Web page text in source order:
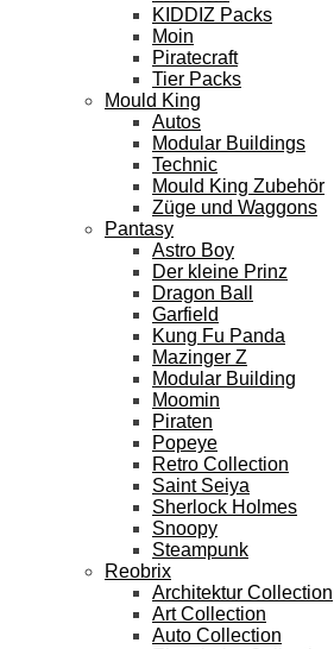
KIDDIZ Packs
Moin
Piratecraft
Tier Packs
Mould King
Autos
Modular Buildings
Technic
Mould King Zubehör
Züge und Waggons
Pantasy
Astro Boy
Der kleine Prinz
Dragon Ball
Garfield
Kung Fu Panda
Mazinger Z
Modular Building
Moomin
Piraten
Popeye
Retro Collection
Saint Seiya
Sherlock Holmes
Snoopy
Steampunk
Reobrix
Architektur Collection
Art Collection
Auto Collection